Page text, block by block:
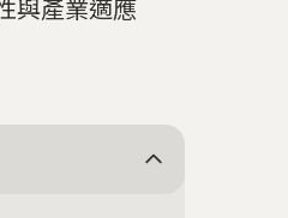
與產業適應